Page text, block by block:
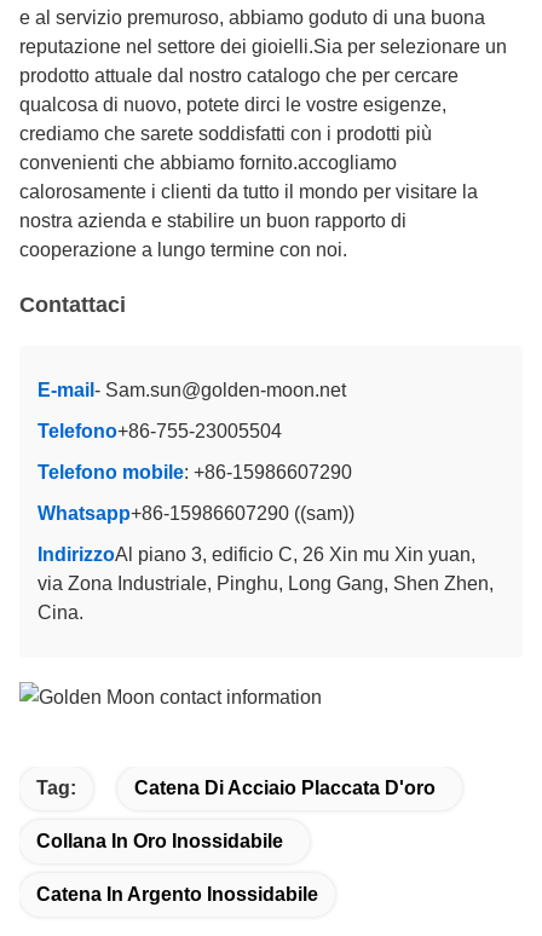
e al servizio premuroso, abbiamo goduto di una buona
reputazione nel settore dei gioielli.Sia per selezionare un
prodotto attuale dal nostro catalogo che per cercare
qualcosa di nuovo, potete dirci le vostre esigenze,
crediamo che sarete soddisfatti con i prodotti più
convenienti che abbiamo fornito.accogliamo
calorosamente i clienti da tutto il mondo per visitare la
nostra azienda e stabilire un buon rapporto di
cooperazione a lungo termine con noi.
Contattaci
E-mail - Sam.sun@golden-moon.net
Telefono+86-755-23005504
Telefono mobile: +86-15986607290
Whatsapp+86-15986607290 ((sam))
IndirizzoAl piano 3, edificio C, 26 Xin mu Xin yuan,
via Zona Industriale, Pinghu, Long Gang, Shen Zhen,
Cina.
Tag: Catena Di Acciaio Placcata D'oro
Collana In Oro Inossidabile
Catena In Argento Inossidabile